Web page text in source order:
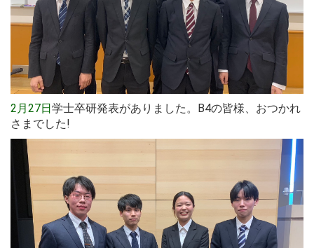
2月27日 学士卒研発表がありました。B4の皆様、おつかれ
さまでした!